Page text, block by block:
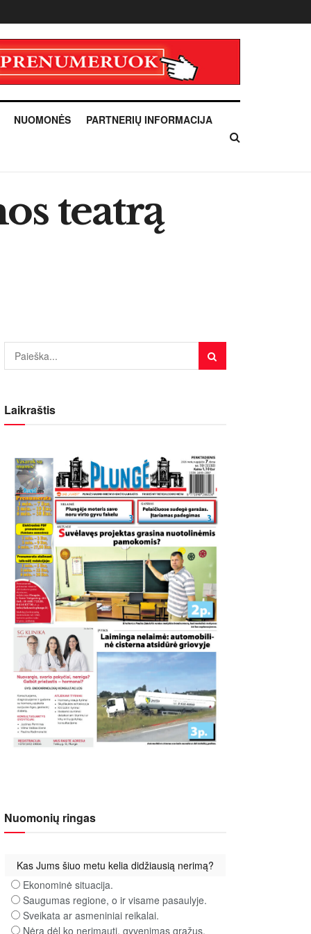
NUOMONĖS PARTNERIŲ INFORMACIJA
teatrą
Laikraštis
Nuomonių ringas
Kas Jums šiuo metu kelia didžiausią nerimą?
Ekonominė situacija.
Saugumas regione, o ir visame pasaulyje.
Sveikata ar asmeniniai reikalai.
Nėra dėl ko nerimauti, gyvenimas gražus.